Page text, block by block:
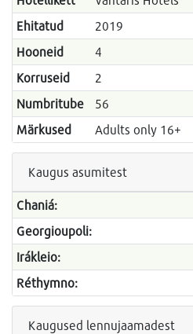
Ehitatud
2019
Hooneid
4
Korruseid
2
Numbritube
56
Märkused
Adults only 16+
Kaugus asumitest
Chaniá:
Georgioupoli:
Irákleio:
Réthymno:
Kaugused lennujaamadest